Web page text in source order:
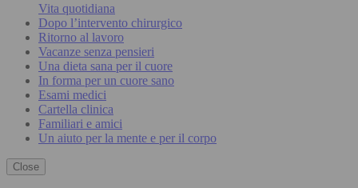
Vita quotidiana
Dopo l’intervento chirurgico
Ritorno al lavoro
Vacanze senza pensieri
Una dieta sana per il cuore
In forma per un cuore sano
Esami medici
Cartella clinica
Familiari e amici
Un aiuto per la mente e per il corpo
Close